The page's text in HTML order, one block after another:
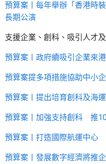
預算案丨每年舉辦「香港時
長期公演
支援企業、創科、吸引人才
預算案丨政府續吸引企業來
預算案提多項措施協助中小企
預算案丨提出培育創科及海
預算案丨加強支持創科 推
預算案丨打造國際航運中心
預算案丨發展數字經濟將推企